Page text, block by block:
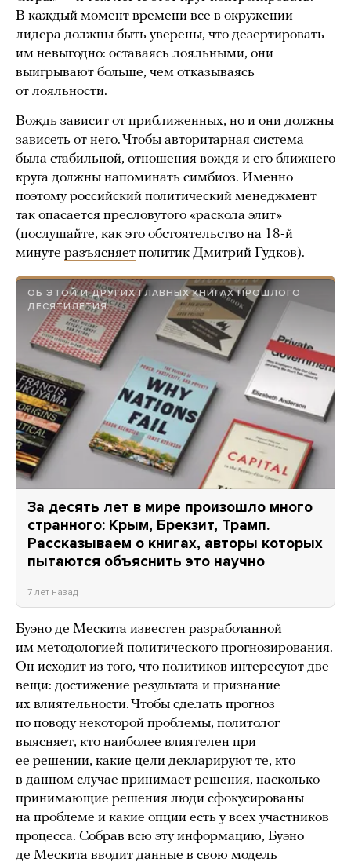
В каждый момент времени все в окружении
лидера должны быть уверены, что дезертировать
им невыгодно: оставаясь лояльными, они
выигрывают больше, чем отказываясь
от лояльности.
Вождь зависит от приближенных, но и они должны
зависеть от него. Чтобы авторитарная система
была стабильной, отношения вождя и его ближнего
круга должны напоминать симбиоз. Именно
поэтому российский политический менеджмент
так опасается пресловутого «раскола элит»
(послушайте, как это обстоятельство на 18-й
минуте разъясняет политик Дмитрий Гудков).
ОБ ЭТОЙ И ДРУГИХ ГЛАВНЫХ КНИГАХ ПРОШЛОГО
ДЕСЯТИЛЕТИЯ
За десять лет в мире произошло много
странного: Крым, Брекзит, Трамп.
Рассказываем о книгах, авторы которых
пытаются объяснить это научно
7 лет назад
Буэно де Мескита известен разработанной
им методологией политического прогнозирования.
Он исходит из того, что политиков интересуют две
вещи: достижение результата и признание
их влиятельности. Чтобы сделать прогноз
по поводу некоторой проблемы, политолог
выясняет, кто наиболее влиятелен при
ее решении, какие цели декларируют те, кто
в данном случае принимает решения, насколько
принимающие решения люди сфокусированы
на проблеме и какие опции есть у всех участников
процесса. Собрав всю эту информацию, Буэно
де Мескита вводит данные в свою модель